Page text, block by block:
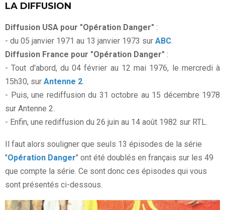
LA DIFFUSION
Diffusion USA pour "Opération Danger" :
- du 05 janvier 1971 au 13 janvier 1973 sur ABC.
Diffusion France pour "Opération Danger" :
- Tout d'abord, du 04 février au 12 mai 1976, le mercredi à
15h30, sur Antenne 2.
- Puis, une rediffusion du 31 octobre au 15 décembre 1978
sur Antenne 2.
- Enfin, une rediffusion du 26 juin au 14 août 1982 sur RTL.
Il faut alors souligner que seuls 13 épisodes de la série
"Opération Danger" ont été doublés en français sur les 49
que compte la série. Ce sont donc ces épisodes qui vous
sont présentés ci-dessous.